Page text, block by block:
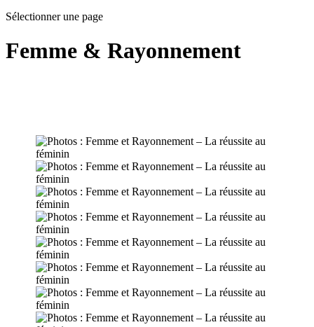
Sélectionner une page
Femme & Rayonnement